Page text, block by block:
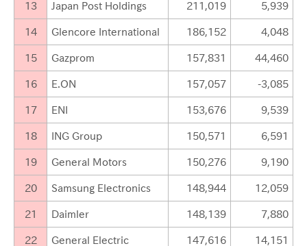
13 Japan Post Holdings 211,019 5,939
14 Glencore International 186,152 4,048
15 Gazprom 157,831 44,460
16 E.ON 157,057 -3,085
17 ENI 153,676 9,539
18 ING Group 150,571 6,591
19 General Motors 150,276 9,190
20 Samsung Electronics 148,944 12,059
21 Daimler 148,139 7,880
22 General Electric 147,616 14,151